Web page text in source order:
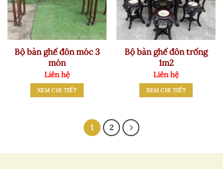
Bộ bàn ghế đôn móc 3
món
Liên hệ
XEM CHI TIẾT
Bộ bàn ghế đôn trống
1m2
Liên hệ
XEM CHI TIẾT
1 2